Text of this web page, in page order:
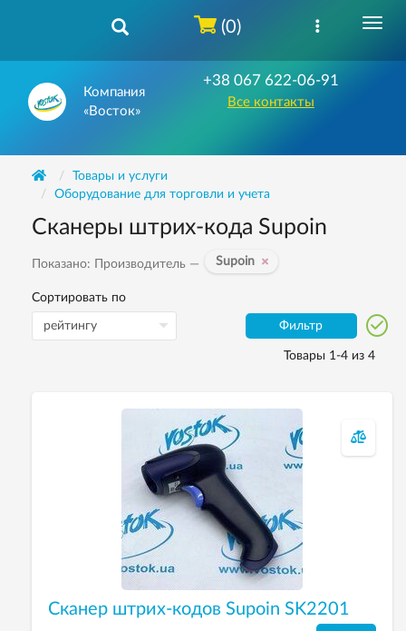
Компания
«Восток»
+38 067 622-06-91
Все контакты
(0)
Товары и услуги
Оборудование для торговли и учета
Сканеры штрих-кода Supoin
Показано: Производитель — Supoin
Сортировать по
Фильтр
Товары 1-4 из 4
Сканер штрих-кодов Supoin SK2201